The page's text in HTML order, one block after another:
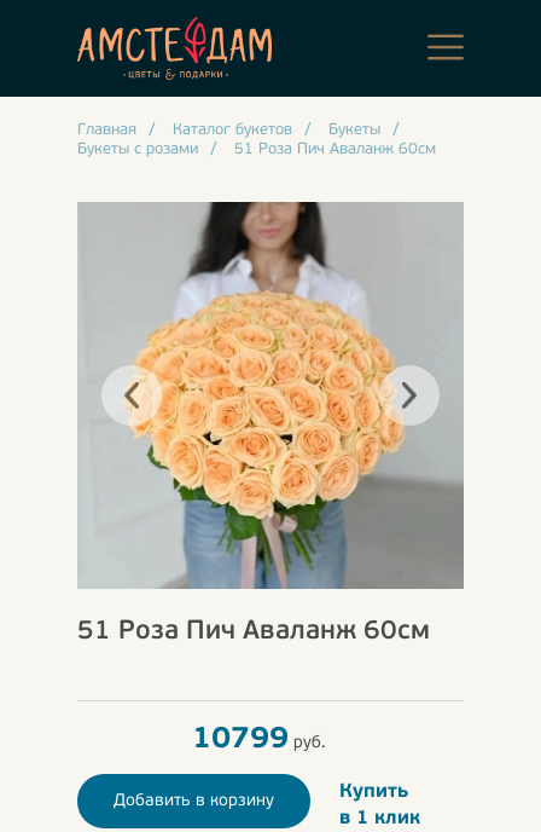
Главная / Каталог букетов / Букеты
/
Букеты с розами
/ 51 Роза Пич Аваланж 60см
51 Роза Пич Аваланж 60см
10799 руб.
Добавить в корзину
Купить
в 1 клик